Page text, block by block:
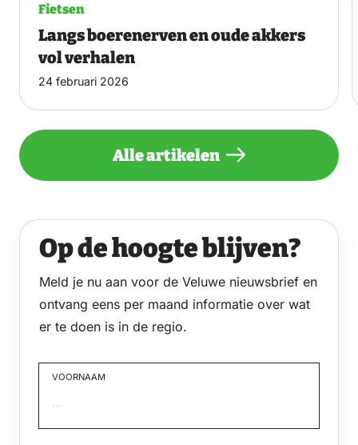
Fietsen
Langs boerenerven en oude akkers
vol verhalen
24 februari 2026
Alle artikelen
Op de hoogte blijven?
Meld je nu aan voor de Veluwe nieuwsbrief en
ontvang eens per maand informatie over wat
er te doen is in de regio.
VOORNAAM